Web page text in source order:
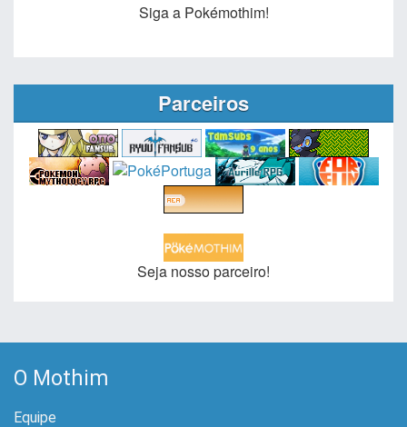
Siga a Pokémothim!
Parceiros
Seja nosso parceiro!
O Mothim
Equipe